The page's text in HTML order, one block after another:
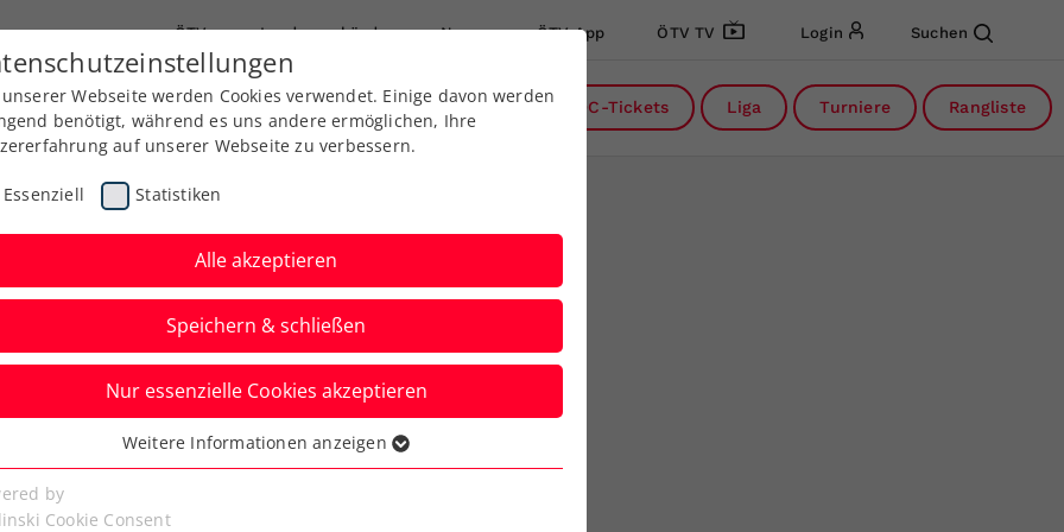
ÖTV Landesverbände News ÖTV App ÖTV TV Login Suchen
Ausbildung Services Über uns Kreise DC-Tickets Liga Turniere Rangliste
2026
Juli
Webseite werden Cookies verwendet. Einige davon werden
benötigt, während es uns andere ermöglichen, Ihre
auf unserer Webseite zu verbessern.
Essenziell Statistiken
Alle akzeptieren
Speichern & schließen
Nur essenzielle Cookies akzeptieren
Cookies werden für grundlegende Funktionen der
benötigt. Dadurch ist gewährleistet, dass die Webseite
Weitere Informationen anzeigen
by
Cookie Consent